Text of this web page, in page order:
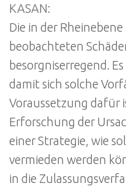
KASAN:
Die in der
beobachteten
besorgniserregend.
damit sich solche
Voraussetzung dafür
Erforschung der
einer Strategie, wie
vermieden werden
in die